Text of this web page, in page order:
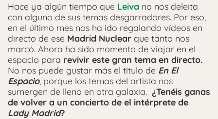
Hace ya algún tiempo que Leiva no nos deleita
con alguno de sus temas desgarradores. Por eso,
en el último mes nos ha ido regalando vídeos en
directo de ese Madrid Nuclear que tanto nos
marcó. Ahora ha sido momento de viajar en el
espacio para revivir este gran tema en directo.
No nos puede gustar más el título de En El
Espacio, porque los temas del artista nos
sumergen de lleno en otra galaxia. ¿Tenéis ganas
de volver a un concierto de el intérprete de
Lady Madrid?